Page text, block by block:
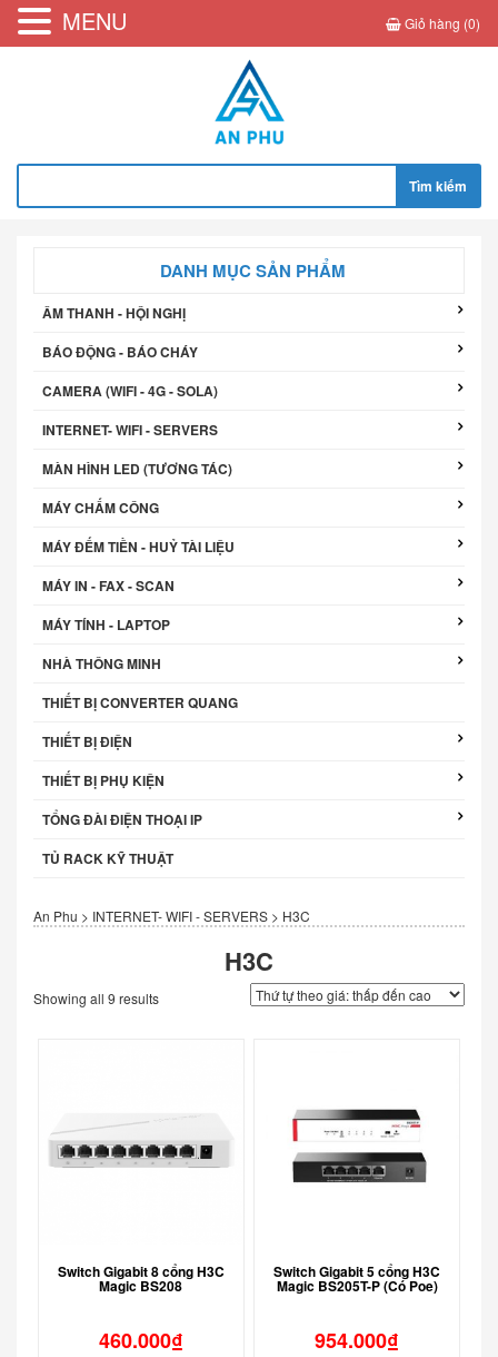
MENU Giỏ hàng (0)
DANH MỤC SẢN PHẨM
ÂM THANH - HỘI NGHỊ
BÁO ĐỘNG - BÁO CHÁY
CAMERA (WIFI - 4G - SOLA)
INTERNET- WIFI - SERVERS
MÀN HÌNH LED (TƯƠNG TÁC)
MÁY CHẤM CÔNG
MÁY ĐẾM TIỀN - HUỶ TÀI LIỆU
MÁY IN - FAX - SCAN
MÁY TÍNH - LAPTOP
NHÀ THÔNG MINH
THIẾT BỊ CONVERTER QUANG
THIẾT BỊ ĐIỆN
THIẾT BỊ PHỤ KIỆN
TỔNG ĐÀI ĐIỆN THOẠI IP
TỦ RACK KỸ THUẬT
An Phu > INTERNET- WIFI - SERVERS > H3C
H3C
Showing all 9 results
Switch Gigabit 8 cổng H3C
Magic BS208
460.000₫
Switch Gigabit 5 cổng H3C
Magic BS205T-P (Có Poe)
954.000₫